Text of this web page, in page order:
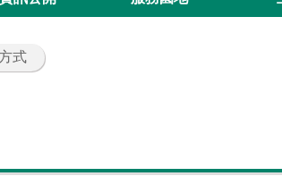
式